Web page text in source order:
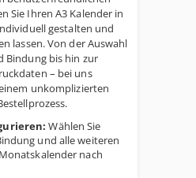
Sie Ihren A3 Kalender in
gestalten und
lassen. Von der Auswahl
Bindung bis hin zur
– bei uns
unkomplizierten
Wählen Sie
und alle weiteren
nach